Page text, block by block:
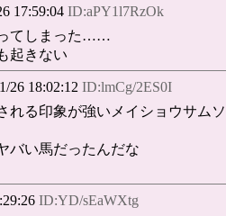
17:59:04 ID:aPY1l7RzOk
てしまった……
起きない
26 18:02:12 ID:lmCg/2ES0I
れる印象が強いメイショウサムソ
バい馬だったんだな
ID:YD/sEaWXtg